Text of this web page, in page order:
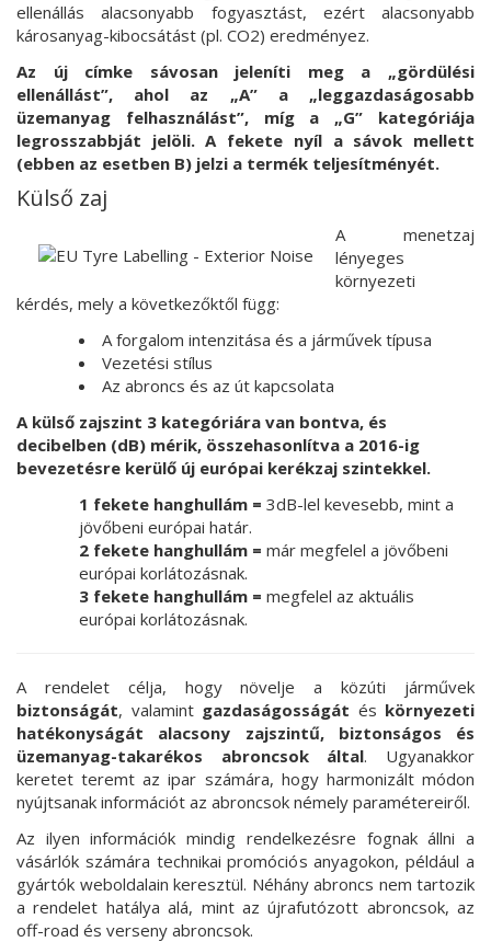
ellenállás alacsonyabb fogyasztást, ezért alacsonyabb
károsanyag-kibocsátást (pl. CO2) eredményez.
Az új címke sávosan jeleníti meg a „gördülési
ellenállást”, ahol az „A” a „leggazdaságosabb
üzemanyag felhasználást”, míg a „G” kategóriája
legrosszabbját jelöli. A fekete nyíl a sávok mellett
(ebben az esetben B) jelzi a termék teljesítményét.
Külső zaj
A menetzaj
lényeges
környezeti
kérdés, mely a következőktől függ:
A forgalom intenzitása és a járművek típusa
Vezetési stílus
Az abroncs és az út kapcsolata
A külső zajszint 3 kategóriára van bontva, és
decibelben (dB) mérik, összehasonlítva a 2016-ig
bevezetésre kerülő új európai kerékzaj szintekkel.
1 fekete hanghullám = 3dB-lel kevesebb, mint a
jövőbeni európai határ.
2 fekete hanghullám = már megfelel a jövőbeni
európai korlátozásnak.
3 fekete hanghullám = megfelel az aktuális
európai korlátozásnak.
A rendelet célja, hogy növelje a közúti járművek
biztonságát, valamint gazdaságosságát és környezeti
hatékonyságát alacsony zajszintű, biztonságos és
üzemanyag-takarékos abroncsok által. Ugyanakkor
keretet teremt az ipar számára, hogy harmonizált módon
nyújtsanak információt az abroncsok némely paramétereiről.
Az ilyen információk mindig rendelkezésre fognak állni a
vásárlók számára technikai promóciós anyagokon, például a
gyártók weboldalain keresztül. Néhány abroncs nem tartozik
a rendelet hatálya alá, mint az újrafutózott abroncsok, az
off-road és verseny abroncsok.